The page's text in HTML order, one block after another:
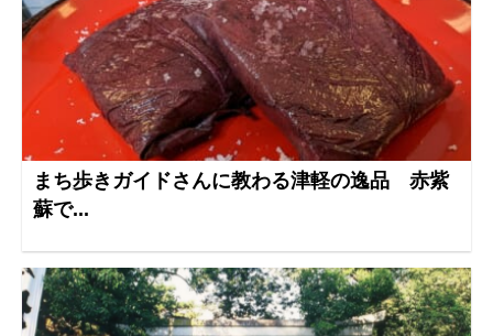
まち歩きガイドさんに教わる津軽の逸品 赤紫
蘇で...